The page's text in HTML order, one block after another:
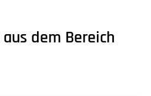
dem Bereich